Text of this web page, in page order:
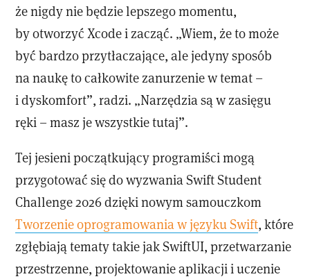
że nigdy nie będzie lepszego momentu,
by otworzyć Xcode i zacząć. „Wiem, że to może
być bardzo przytłaczające, ale jedyny sposób
na naukę to całkowite zanurzenie w temat –
i dyskomfort”, radzi. „Narzędzia są w zasięgu
ręki – masz je wszystkie tutaj”.
Tej jesieni początkujący programiści mogą
przygotować się do wyzwania Swift Student
Challenge 2026 dzięki nowym samouczkom
Tworzenie oprogramowania w języku Swift, które
zgłębiają tematy takie jak SwiftUI, przetwarzanie
przestrzenne, projektowanie aplikacji i uczenie